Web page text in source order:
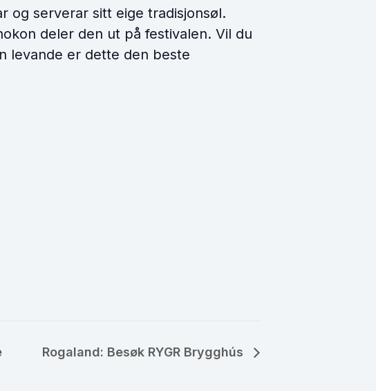
og serverar sitt eige tradisjonsøl.
deler den ut på festivalen. Vil du
levande er dette den beste
Rogaland: Besøk RYGR Brygghús